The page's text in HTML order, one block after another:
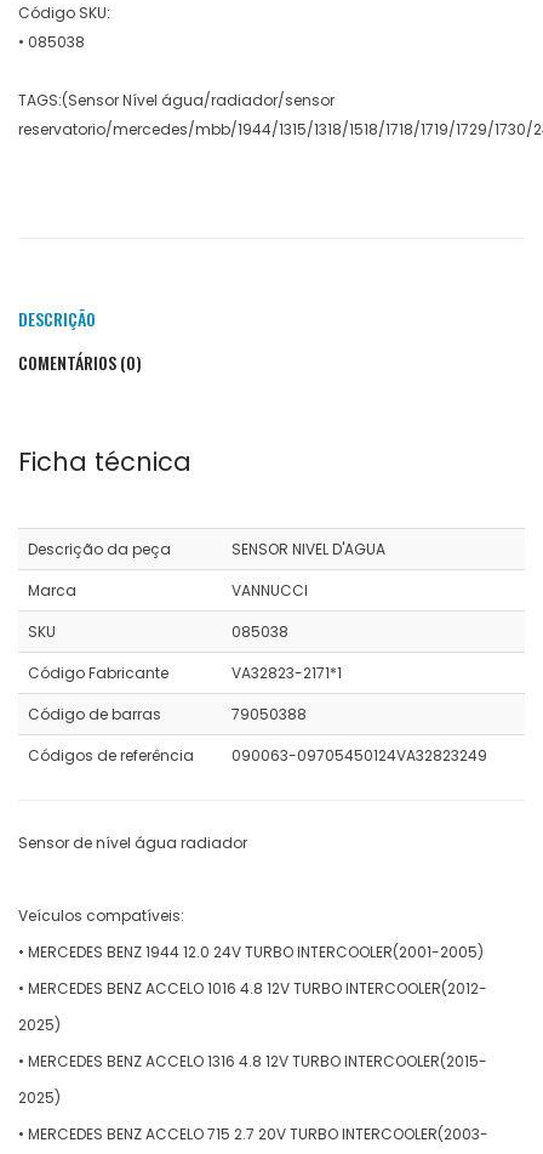
Código SKU:
• 085038
TAGS:(Sensor Nível água/radiador/sensor
reservatorio/mercedes/mbb/1944/1315/1318/1518/1718/1719/1729/
DESCRIÇÃO
COMENTÁRIOS (0)
Ficha técnica
Descrição da peça
SENSOR NIVEL D'AGUA
Marca
VANNUCCI
SKU
085038
Código Fabricante
VA32823-2171*1
Código de barras
79050388
Códigos de referência
090063-09705450124VA32823249
Sensor de nível água radiador
Veículos compatíveis:
• MERCEDES BENZ 1944 12.0 24V TURBO INTERCOOLER(2001-2005)
• MERCEDES BENZ ACCELO 1016 4.8 12V TURBO INTERCOOLER(2012-
2025)
• MERCEDES BENZ ACCELO 1316 4.8 12V TURBO INTERCOOLER(2015-
2025)
• MERCEDES BENZ ACCELO 715 2.7 20V TURBO INTERCOOLER(2003-